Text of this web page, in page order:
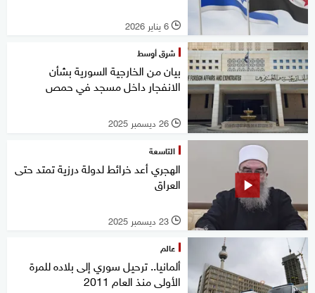
l 6 يناير 2026
شرق أوسط
بيان من الخارجية السورية بشأن
الانفجار داخل مسجد في حمص
l 26 ديسمبر 2025
التاسعة
الهجري أعد خرائط لدولة درزية تمتد حتى
العراق
l 23 ديسمبر 2025
عالم
ألمانيا.. ترحيل سوري إلى بلاده للمرة
الأولى منذ العام 2011